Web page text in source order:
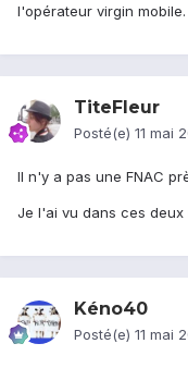
l'opérateur virgin mobile.
TiteFleur
Posté(e) 11 mai
Il n'y a pas une FNAC
Je l'ai vu dans ces deux
Kéno40
Posté(e) 11 mai